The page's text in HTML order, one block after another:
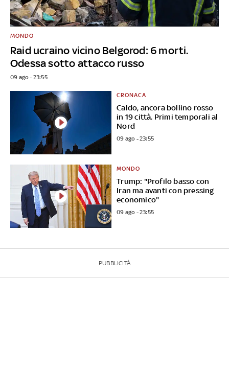
Raid ucraino vicino Belgorod: 6 morti.
Odessa sotto attacco russo
MONDO
09 ago - 23:55
Caldo, ancora bollino rosso
in 19 città. Primi temporali al
Nord
CRONACA
09 ago - 23:55
Trump: "Profilo basso con
Iran ma avanti con pressing
economico"
MONDO
09 ago - 23:55
PUBBLICITÀ